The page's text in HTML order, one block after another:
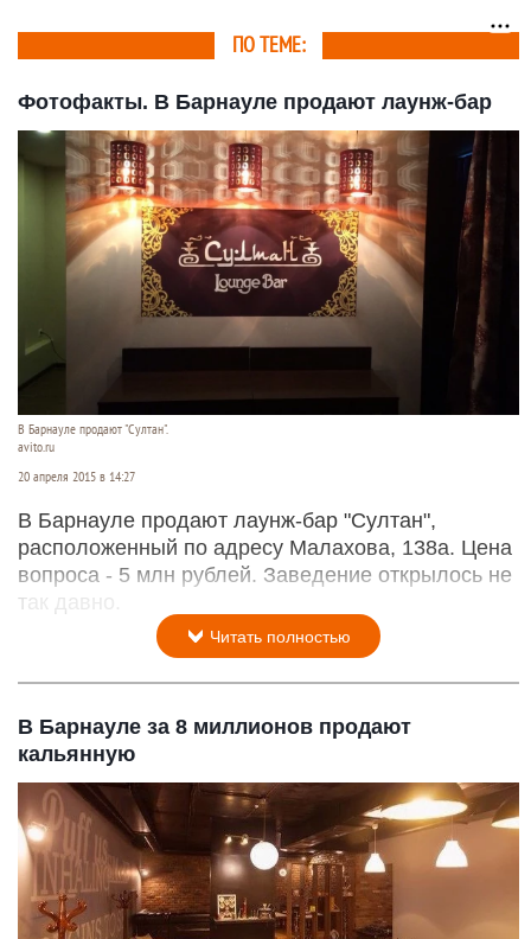
ПО ТЕМЕ:
Фотофакты. В Барнауле продают лаунж-бар
В Барнауле продают "Султан".
avito.ru
20 апреля 2015 в 14:27
В Барнауле продают лаунж-бар "Султан",
расположенный по адресу Малахова, 138а. Цена
вопроса - 5 млн рублей. Заведение открылось не
так давно.
Читать полностью
В Барнауле за 8 миллионов продают
кальянную